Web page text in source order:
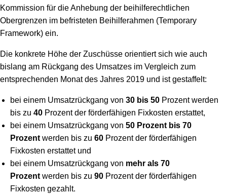
Kommission für die Anhebung der beihilferechtlichen
Obergrenzen im befristeten Beihilferahmen (Temporary
Framework) ein.
Die konkrete Höhe der Zuschüsse orientiert sich wie auch
bislang am Rückgang des Umsatzes im Vergleich zum
entsprechenden Monat des Jahres 2019 und ist gestaffelt:
bei einem Umsatzrückgang von 30 bis 50 Prozent werden
bis zu 40 Prozent der förderfähigen Fixkosten erstattet,
bei einem Umsatzrückgang von 50 Prozent bis 70
Prozent werden bis zu 60 Prozent der förderfähigen
Fixkosten erstattet und
bei einem Umsatzrückgang von mehr als 70
Prozent werden bis zu 90 Prozent der förderfähigen
Fixkosten gezahlt.